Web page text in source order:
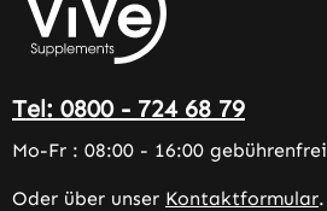
Tel: 0800 - 724 68 79
Mo-Fr : 08:00 - 16:00 gebührenfrei
Oder über unser Kontaktformular.